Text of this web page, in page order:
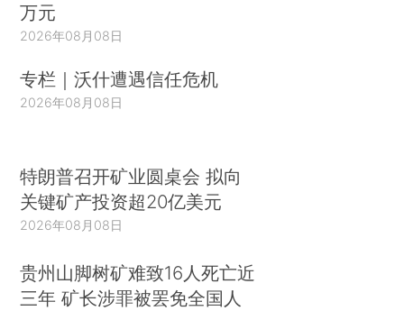
万元
2026年08月08日
专栏｜沃什遭遇信任危机
2026年08月08日
特朗普召开矿业圆桌会 拟向
关键矿产投资超20亿美元
2026年08月08日
贵州山脚树矿难致16人死亡近
三年 矿长涉罪被罢免全国人